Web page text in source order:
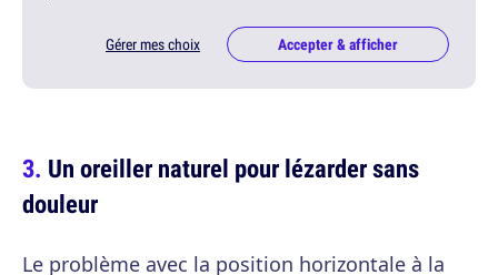
Gérer mes choix Accepter & afficher
Un oreiller naturel pour lézarder sans
douleur
Le problème avec la position horizontale à la